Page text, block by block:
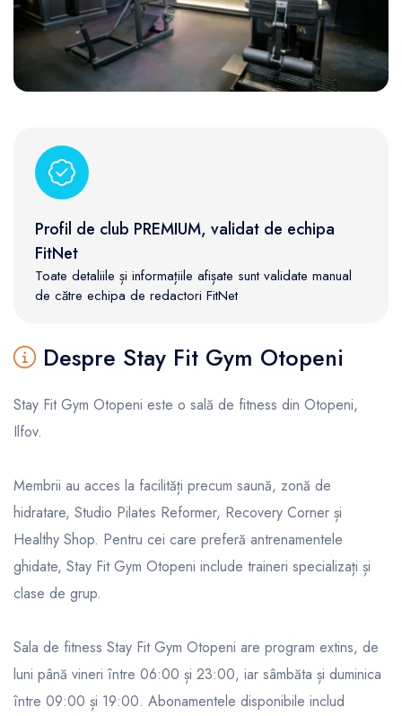
Profil de club PREMIUM, validat de echipa
FitNet
Toate detaliile și informațiile afișate sunt validate manual
de către echipa de redactori FitNet
Despre Stay Fit Gym Otopeni
Stay Fit Gym Otopeni este o sală de fitness din Otopeni,
Ilfov.
Membrii au acces la facilități precum saună, zonă de
hidratare, Studio Pilates Reformer, Recovery Corner și
Healthy Shop. Pentru cei care preferă antrenamentele
ghidate, Stay Fit Gym Otopeni include traineri specializați și
clase de grup.
Sala de fitness Stay Fit Gym Otopeni are program extins, de
luni până vineri între 06:00 și 23:00, iar sâmbăta și duminica
între 09:00 și 19:00. Abonamentele disponibile includ